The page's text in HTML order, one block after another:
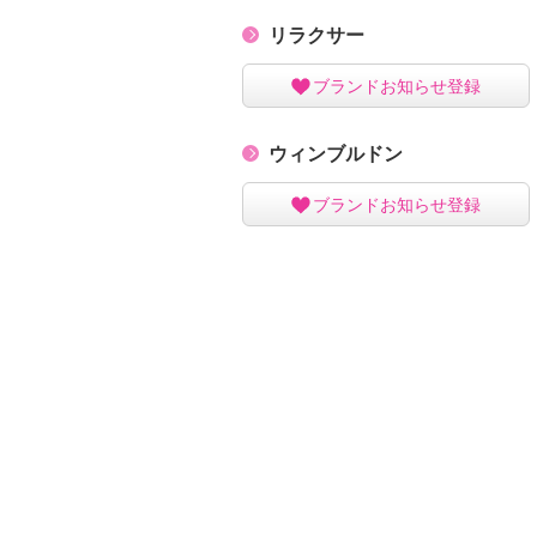
リラクサー
ブランドお知らせ登録
ウィンブルドン
ブランドお知らせ登録